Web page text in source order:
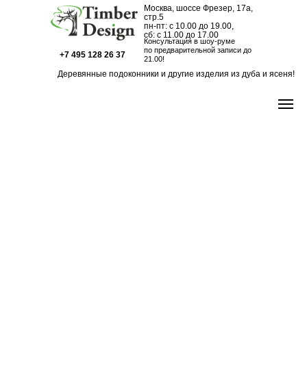
+7 495 128 26 37
Консультация в шоу-руме
по предварительной записи до
21.00!
Москва, шоссе Фрезер, 17а,
стр.5
пн-пт: с 10.00 до 19.00,
сб: с 11.00 до 17.00
Деревянные подоконники и другие изделия из дуба и ясеня!